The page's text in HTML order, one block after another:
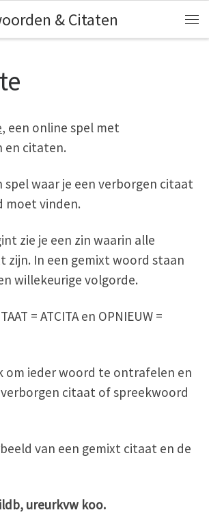
& Citaten
, een online spel met
en citaten.
spel waar je een verborgen citaat
moet vinden.
zie je een zin waarin alle
zijn. In een gemixt woord staan
willekeurige volgorde.
= ATCITA en OPNIEUW =
om ieder woord te ontrafelen en
citaat of spreekwoord
van een gemixt citaat en de
ureurkvw koo.